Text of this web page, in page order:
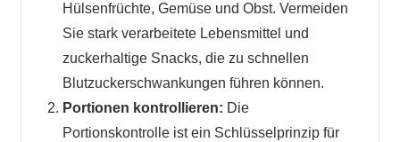
Hülsenfrüchte, Gemüse und Obst. Vermeiden
Sie stark verarbeitete Lebensmittel und
zuckerhaltige Snacks, die zu schnellen
Blutzuckerschwankungen führen können.
Portionen kontrollieren: Die
Portionskontrolle ist ein Schlüsselprinzip für